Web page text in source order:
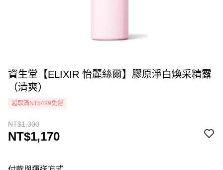
資生堂【ELIXIR 怡麗絲爾】膠原淨白煥采精露
（清爽）
超取滿NT$499免運
NT$1,300
NT$1,170